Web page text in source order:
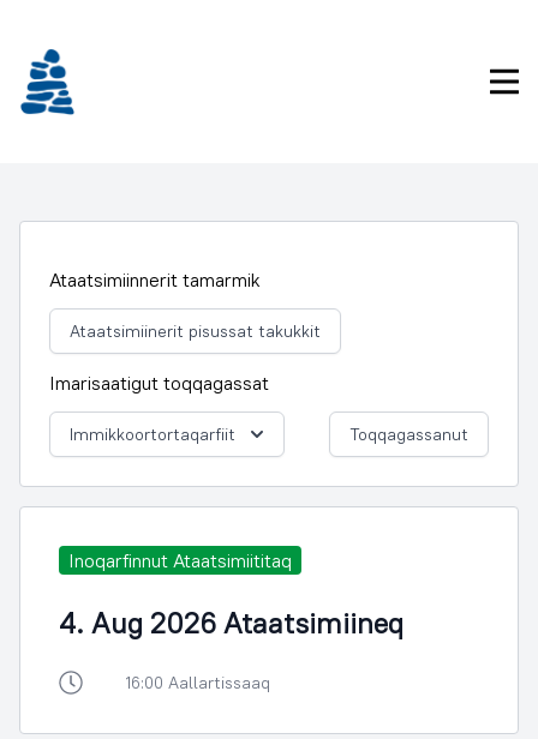
Ataatsimiinnerit tamarmik
Ataatsimiinerit pisussat takukkit
Imarisaatigut toqqagassat
Immikkoortortaqarfiit Toqqagassanut
Inoqarfinnut Ataatsimiititaq
4. Aug 2026 Ataatsimiineq
16:00 Aallartissaaq